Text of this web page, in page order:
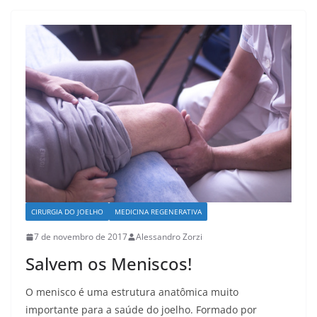
b
o
o
k
d
n
CIRURGIA DO JOELHO MEDICINA REGENERATIVA
7 de novembro de 2017 Alessandro Zorzi
Salvem os Meniscos!
O menisco é uma estrutura anatômica muito
importante para a saúde do joelho. Formado por